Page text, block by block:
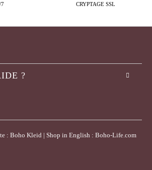
7
CRYPTAGE SSL
?
: Boho Kleid | Shop in English : Boho-Life.com